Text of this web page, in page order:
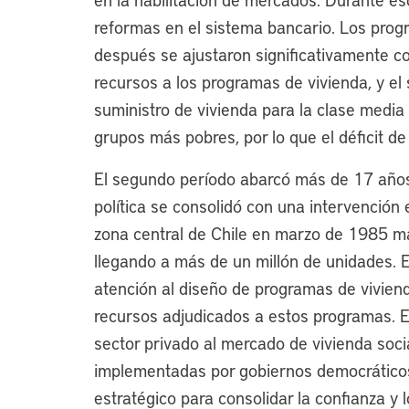
reformas en el sistema bancario. Los
después se ajustaron significativamente
recursos a los programas de vivienda, y
suministro de vivienda para la clase
grupos más pobres, por lo que el déficit
El segundo período abarcó más de 17
política se consolidó con una
zona central de Chile en marzo de 1985
llegando a más de un millón de
atención al diseño de programas de
recursos adjudicados a estos programas.
sector privado al mercado de vivienda
implementadas por gobiernos
estratégico para consolidar la confianza